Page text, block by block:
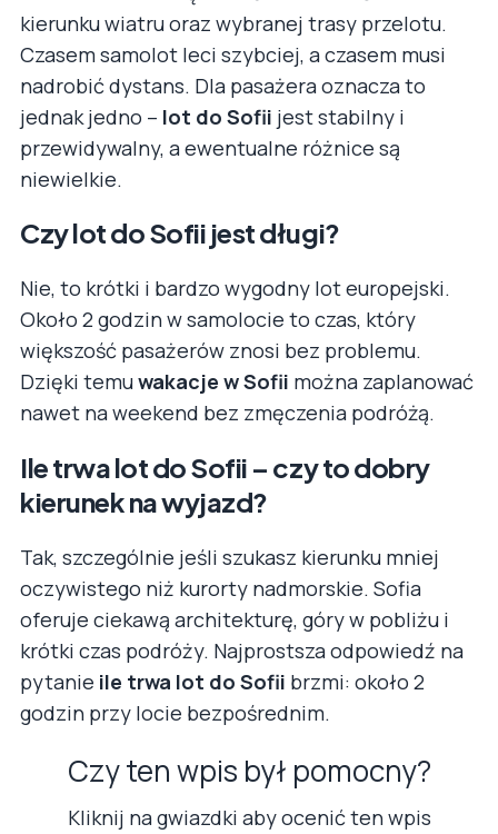
kierunku wiatru oraz wybranej trasy przelotu.
Czasem samolot leci szybciej, a czasem musi
nadrobić dystans. Dla pasażera oznacza to
jednak jedno – lot do Sofii jest stabilny i
przewidywalny, a ewentualne różnice są
niewielkie.
Czy lot do Sofii jest długi?
Nie, to krótki i bardzo wygodny lot europejski.
Około 2 godzin w samolocie to czas, który
większość pasażerów znosi bez problemu.
Dzięki temuwakacje w Sofii można zaplanować
nawet na weekend bez zmęczenia podróżą.
Ile trwa lot do Sofii – czy to dobry
kierunek na wyjazd?
Tak, szczególnie jeśli szukasz kierunku mniej
oczywistego niż kurorty nadmorskie. Sofia
oferuje ciekawą architekturę, góry w pobliżu i
krótki czas podróży. Najprostsza odpowiedź na
pytanie ile trwa lot do Sofii brzmi: około 2
godzin przy locie bezpośrednim.
Czy ten wpis był pomocny?
Kliknij na gwiazdki aby ocenić ten wpis